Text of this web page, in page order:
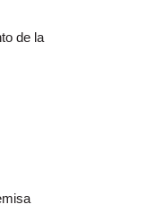
de la